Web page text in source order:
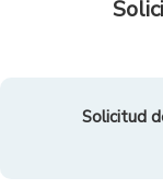
Solicitud